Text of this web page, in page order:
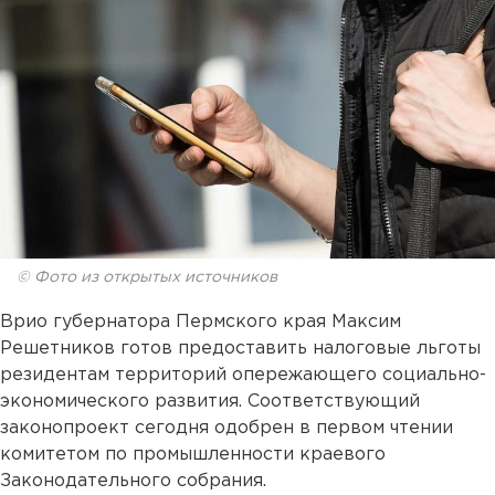
© Фото из открытых источников
Врио губернатора Пермского края Максим
Решетников готов предоставить налоговые льготы
резидентам территорий опережающего социально-
экономического развития. Соответствующий
законопроект сегодня одобрен в первом чтении
комитетом по промышленности краевого
Законодательного собрания.